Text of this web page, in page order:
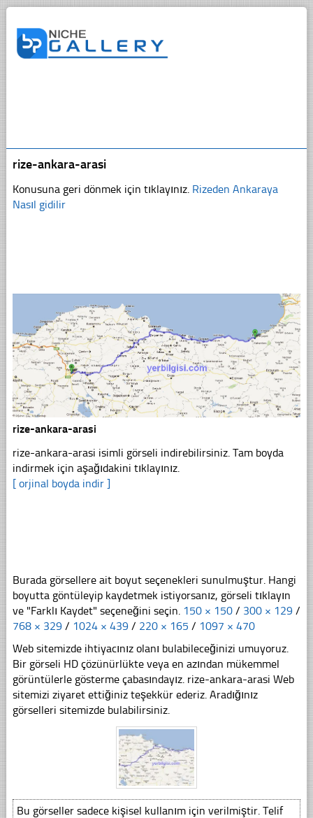
rize-ankara-arasi
Konusuna geri dönmek için tıklayınız. Rizeden Ankaraya
Nasıl gidilir
rize-ankara-arasi
rize-ankara-arasi isimli görseli indirebilirsiniz. Tam boyda
indirmek için aşağıdakini tıklayınız.
[ orjinal boyda indir ]
Burada görsellere ait boyut seçenekleri sunulmuştur. Hangi
boyutta göntüleyip kaydetmek istiyorsanız, görseli tıklayın
ve "Farklı Kaydet" seçeneğini seçin. 150 × 150 / 300 × 129 /
768 × 329 / 1024 × 439 / 220 × 165 / 1097 × 470
Web sitemizde ihtiyacınız olanı bulabileceğinizi umuyoruz.
Bir görseli HD çözünürlükte veya en azından mükemmel
görüntülerle gösterme çabasındayız. rize-ankara-arasi Web
sitemizi ziyaret ettiğiniz teşekkür ederiz. Aradığınız
görselleri sitemizde bulabilirsiniz.
Bu görseller sadece kişisel kullanım için verilmiştir. Telif